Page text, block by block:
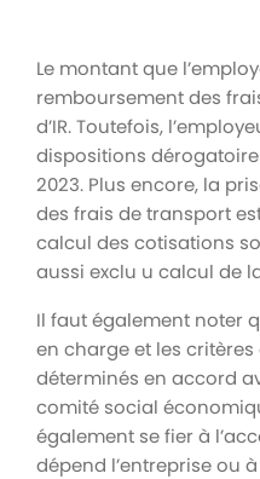
Le montant que
remboursement des
d’IR. Toutefois,
dispositions
2023. Plus encore, la
des frais de transport
calcul des cotisations
aussi exclu u calcul de
Il faut également noter
en charge et les
déterminés en accord
comité social
également se fier à
dépend l’entreprise ou